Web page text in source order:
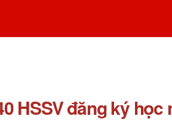
HSSV đăng ký